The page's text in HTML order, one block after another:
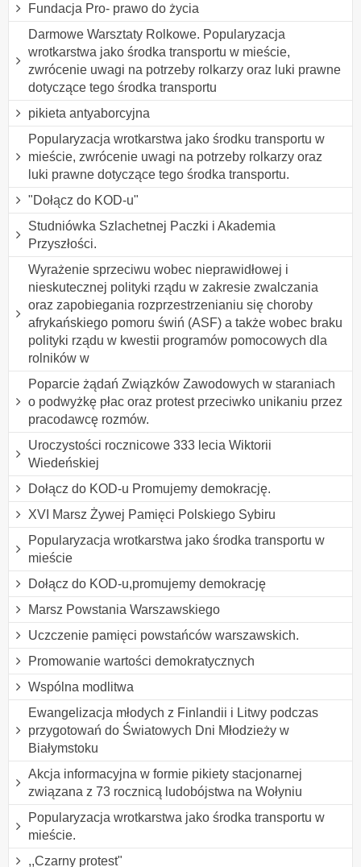
Fundacja Pro- prawo do życia
Darmowe Warsztaty Rolkowe. Popularyzacja
wrotkarstwa jako środka transportu w mieście,
zwrócenie uwagi na potrzeby rolkarzy oraz luki prawne
dotyczące tego środka transportu
pikieta antyaborcyjna
Popularyzacja wrotkarstwa jako środku transportu w
mieście, zwrócenie uwagi na potrzeby rolkarzy oraz
luki prawne dotyczące tego środka transportu.
"Dołącz do KOD-u"
Studniówka Szlachetnej Paczki i Akademia
Przyszłości.
Wyrażenie sprzeciwu wobec nieprawidłowej i
nieskutecznej polityki rządu w zakresie zwalczania
oraz zapobiegania rozprzestrzenianiu się choroby
afrykańskiego pomoru świń (ASF) a także wobec braku
polityki rządu w kwestii programów pomocowych dla
rolników w
Poparcie żądań Związków Zawodowych w staraniach
o podwyżkę płac oraz protest przeciwko unikaniu przez
pracodawcę rozmów.
Uroczystości rocznicowe 333 lecia Wiktorii
Wiedeńskiej
Dołącz do KOD-u Promujemy demokrację.
XVI Marsz Żywej Pamięci Polskiego Sybiru
Popularyzacja wrotkarstwa jako środka transportu w
mieście
Dołącz do KOD-u,promujemy demokrację
Marsz Powstania Warszawskiego
Uczczenie pamięci powstańców warszawskich.
Promowanie wartości demokratycznych
Wspólna modlitwa
Ewangelizacja młodych z Finlandii i Litwy podczas
przygotowań do Światowych Dni Młodzieży w
Białymstoku
Akcja informacyjna w formie pikiety stacjonarnej
związana z 73 rocznicą ludobójstwa na Wołyniu
Popularyzacja wrotkarstwa jako środka transportu w
mieście.
,,Czarny protest"